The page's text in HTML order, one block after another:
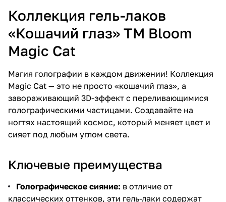
Коллекция гель-лаков
«Кошачий глаз» TM Bloom
Magic Cat
Магия голографии в каждом движении! Коллекция
Magic Cat — это не просто «кошачий глаз», а
завораживающий 3D-эффект с переливающимися
голографическими частицами. Создавайте на
ногтях настоящий космос, который меняет цвет и
сияет под любым углом света.
Ключевые преимущества
Голографическое сияние: в отличие от
классических оттенков, эти гель-лаки содержат